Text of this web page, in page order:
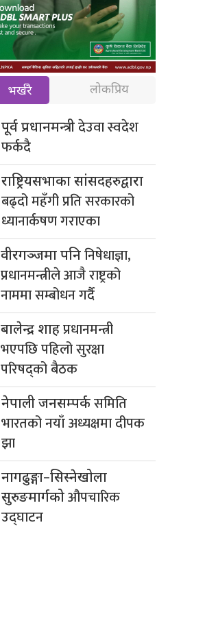
भर्खरै लोकप्रिय
पूर्व प्रधानमन्त्रीदेउवा स्वदेश
फर्कदै
राष्ट्रियसभाका सांसदहरुद्वारा
बढ्दो महँगी प्रति सरकारको
ध्यानार्कषण गराएका
वीरगञ्जमा पनिनिषेधाज्ञा,
प्रधानमन्त्रीले आजै राष्ट्रको
नाममा सम्बोधन गर्दै
बालेन्द्र शाहप्रधानमन्त्री
भएपछि पहिलो सुरक्षा
परिषद्को बैठक
नेपाली जनसम्पर्कसमिति
भारतको नयाँ अध्यक्षमा दीपक
झा
नागढुङ्गा–सिस्नेखोला
सुरुङमार्गकोऔपचारिक
उद्घाटन